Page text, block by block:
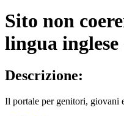
Sito non
lingua
Descrizione:
Il portale per genitori, giovani